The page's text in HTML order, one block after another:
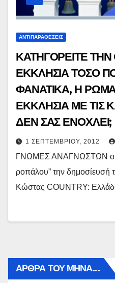
ΑΝΤΙΠΑΡΑΘΕΣΕΙΣ
ΚΑΤΗΓΟΡΕΙΤΕ
ΕΚΚΛΗΣΙΑ ΤΟΣΟ
ΦΑΝΑΤΙΚΑ, Η
ΕΚΚΛΗΣΙΑ ΜΕ ΤΙΣ
ΔΕΝ ΣΑΣ ΕΝΟΧΛΕΙ;
1 ΣΕΠΤΕΜΒΡΊΟΥ, 2012
ΓΝΩΜΕΣ ΑΝΑΓΝΩΣΤΩΝ οι
ροπάλου” την δημοσίευσή
Κώστας COUNTRY:
ΑΡΘΡΑ ΤΟΥ ΜΉΝΑ…